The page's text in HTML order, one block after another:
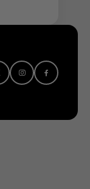
Instagram